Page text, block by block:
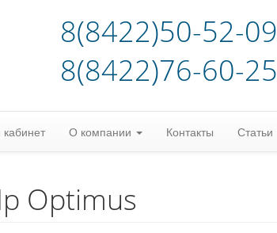
8(8422)50-52-09
8(8422)76-60-25
О компании Контакты Статьи
Optimus